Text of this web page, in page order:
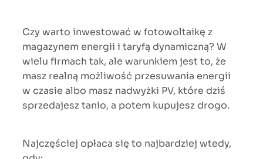
Czy warto inwestować w fotowoltaikę z
magazynem energii i taryfą dynamiczną? W
wielu firmach tak, ale warunkiem jest to, że
masz realną możliwość przesuwania energii
w czasie albo masz nadwyżki PV, które dziś
sprzedajesz tanio, a potem kupujesz drogo.
Najczęściej opłaca się to najbardziej wtedy,